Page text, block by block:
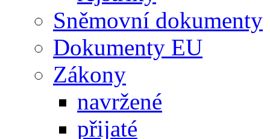
Sněmovní dokumenty
Dokumenty EU
Zákony
navržené
přijaté